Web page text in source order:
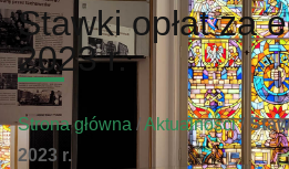
Stawki opłat za
2023 r.
Strona główna /Aktualności/
2023 r.